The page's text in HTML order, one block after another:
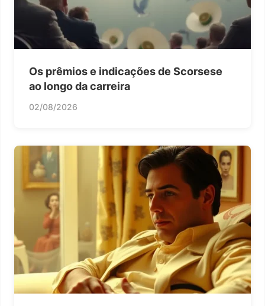
Os prêmios e indicações de Scorsese
ao longo da carreira
02/08/2026